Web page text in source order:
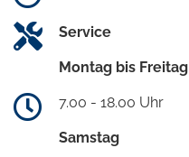
Service
Montag bis Freitag
7.00 - 18.00 Uhr
Samstag